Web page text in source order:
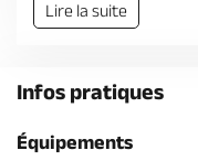
Lire la suite
Infos pratiques
Équipements